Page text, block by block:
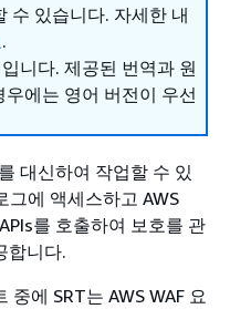
수 있습니다. 자세한 내
.
니다. 제공된 번역과 원
에는 영어 버전이 우선
대신하여 작업할 수 있
그에 액세스하고 AWS
를 호출하여 보호를 관
합니다.
중에 SRT는 AWS WAF 요